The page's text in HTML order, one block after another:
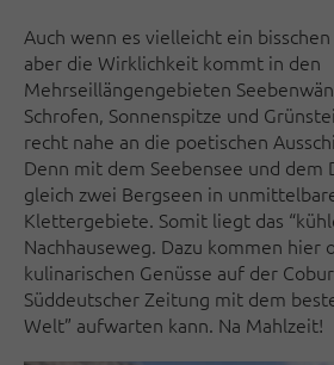
Auch wenn es vielleicht ein
aber die Wirklichkeit kommt in den
Mehrseillängengebieten
Schrofen, Sonnenspitze und
recht nahe an die poetischen
Denn mit dem Seebensee und dem
gleich zwei Bergseen in
Klettergebiete. Somit liegt das
Nachhauseweg. Dazu kommen hier
kulinarischen Genüsse auf der
Süddeutscher Zeitung mit dem
Welt” aufwarten kann. Na Mahlzeit!